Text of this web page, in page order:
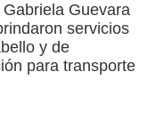
Guevara
servicios
y de
para transporte